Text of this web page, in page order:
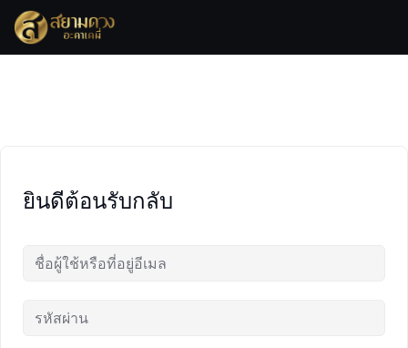
Skip
content
ยินดีต้อนรับกลับ